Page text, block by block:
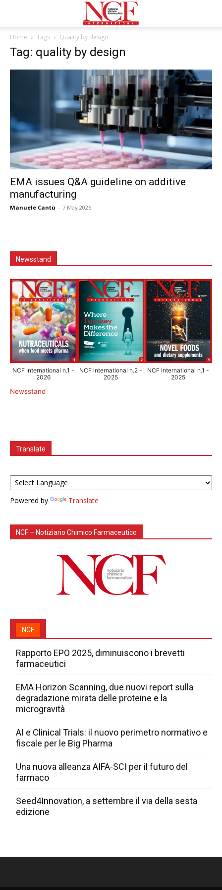
Home Tags Quality by design
Tag: quality by design
EMA issues Q&A guideline on additive
manufacturing
Manuele Cantù - 7 May 2026
Newsstand
NCF International n.1 -
2026
NCF International n.2 -
2025
NCF International n.1 -
2025
Newsstand
Translate
Powered by Translate
NCF – Notiziario Chimico Farmaceutico
NCF
Rapporto EPO 2025, diminuiscono i brevetti
farmaceutici
EMA Horizon Scanning, due nuovi report sulla
degradazione mirata delle proteine e la
microgravità
AI e Clinical Trials: il nuovo perimetro normativo e
fiscale per le Big Pharma
Una nuova alleanza AIFA-SCI per il futuro del
farmaco
Seed4Innovation, a settembre il via della sesta
edizione